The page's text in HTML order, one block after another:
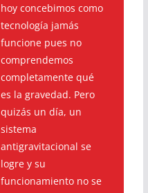
hoy concebimos como
tecnología jamás
funcione pues no
comprendemos
completamente qué
es la gravedad. Pero
quizás un día, un
sistema
antigravitacional se
logre y su
funcionamiento no se